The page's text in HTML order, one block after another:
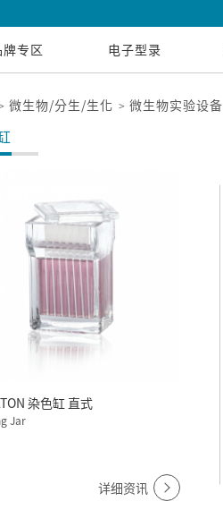
牌专区 电子型录
微生物/分生/生化 微生物实验设备
染色缸 直式
Jar
详细资讯